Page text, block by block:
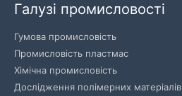
Галузі промисловості
Гумова промисловість
Промисловість пластмас
Хімічна промисловість
Дослідження полімерних матеріалів